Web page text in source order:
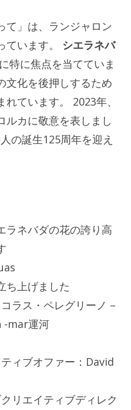
て」は、ランジャロン
ています。 シエラネバ
特に焦点を当てていま
文化を後押しするため
ています。 2023年、
ルカに敬意を表しまし
の誕生125周年を迎え
ラネバダの花の誇り高
ち上げました
ラス・ペレグリーノ –
-mar運河
ィブオファー：David
リエイティブディレク